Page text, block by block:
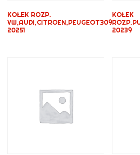
KOŁEK ROZP.
VW,AUDI,CITROEN,PEUGEOT309
20251
KOŁEK
20239